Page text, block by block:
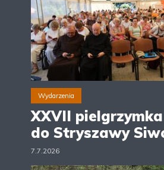
Wydarzenia
XXVII pielgrzymka
do Stryszawy
7.7.2026